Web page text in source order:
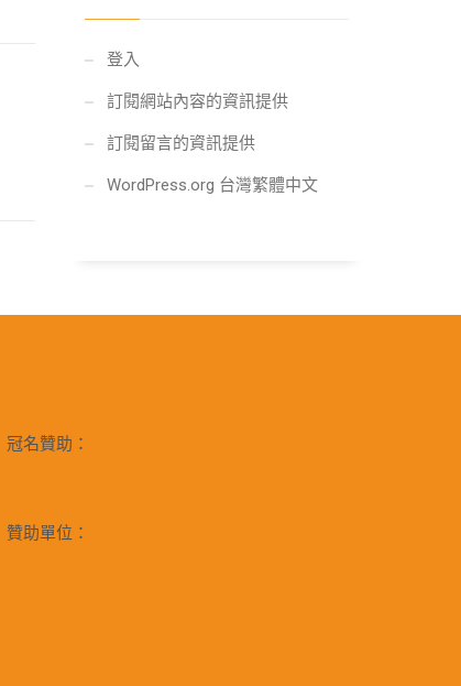
登入
訂閱網站內容的資訊提供
訂閱留言的資訊提供
WordPress.org 台灣繁體中文
冠名贊助：
贊助單位：